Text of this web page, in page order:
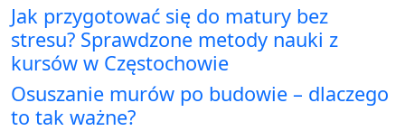
Jak przygotować się do matury bez
stresu? Sprawdzone metody nauki z
kursów w Częstochowie
Osuszanie murów po budowie – dlaczego
to tak ważne?